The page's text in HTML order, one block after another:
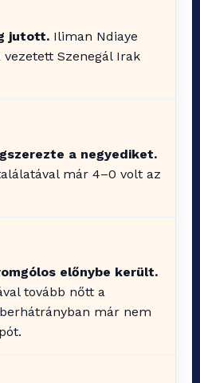
jutott. Iliman Ndiaye
Szenegál Irak
a negyediket.
már 4–0 volt az
előnybe került.
tovább nőtt a
már nem